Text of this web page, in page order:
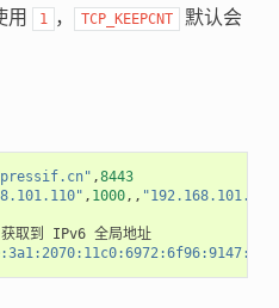
用 1 ， TCP_KEEPCNT
默认会
,8443
, 1000,,
获取到 IPv6 全局地址